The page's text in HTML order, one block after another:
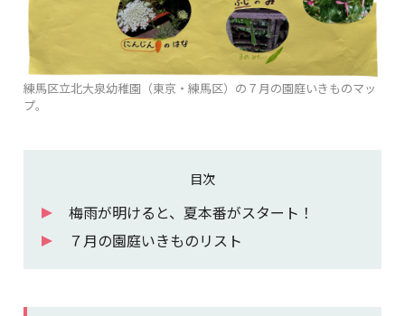
練馬区立北大泉幼稚園（東京・練馬区）の７月の園庭いきものマッ
プ。
目次
梅雨が明けると、夏本番がスタート！
７月の園庭いきものリスト